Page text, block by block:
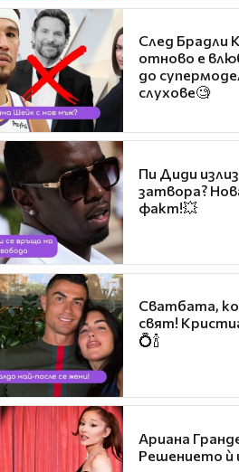
След Брадли
отново е
до
слухове🧐
Пи Диди
затвора?
факт!💥
Сватбата,
свят!
💍🍾
Ариана
Решението ѝ